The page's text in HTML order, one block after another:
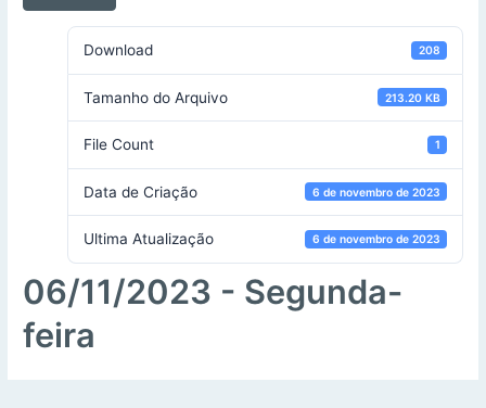
Download 208
Tamanho do Arquivo 213.20 KB
File Count 1
Data de Criação 6 de novembro de 2023
Ultima Atualização 6 de novembro de 2023
06/11/2023 - Segunda-
feira